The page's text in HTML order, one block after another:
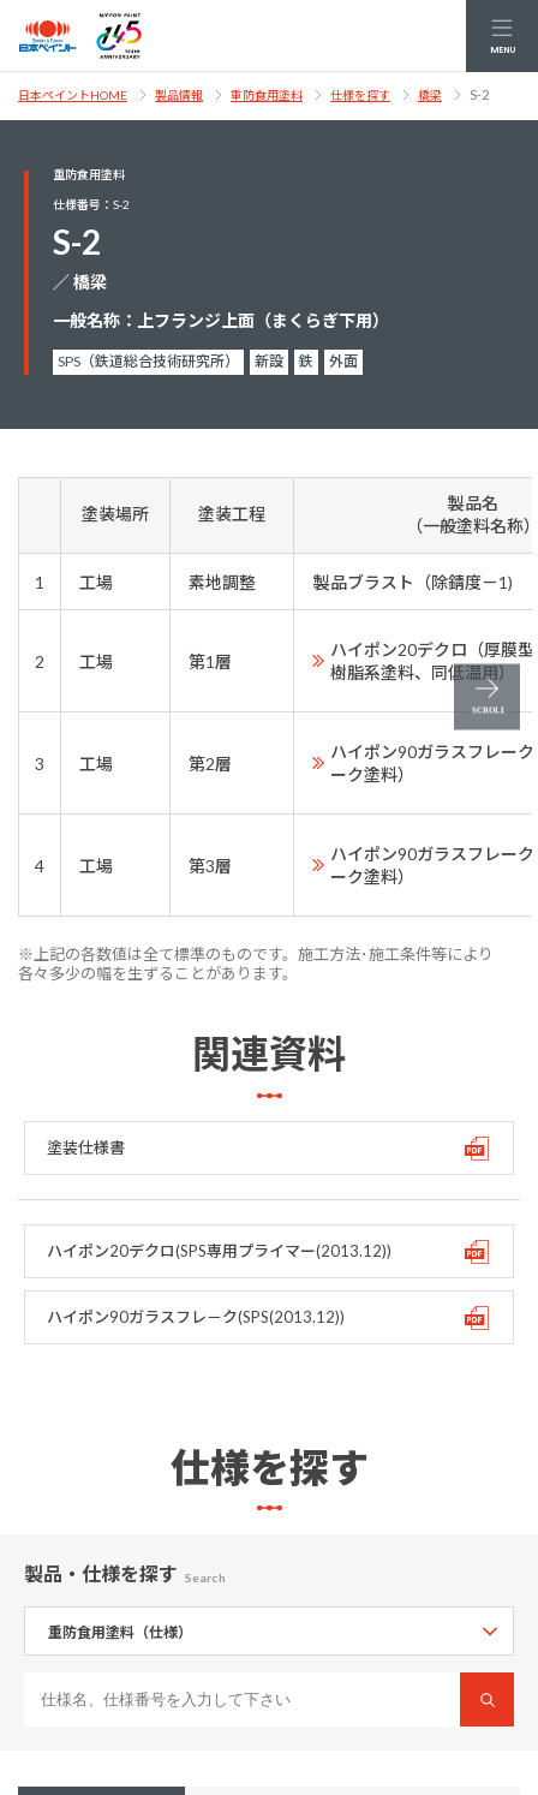
MENU
日本ペイントHOME 製品情報 重防食用塗料 仕様を探す 橋梁 S-2
重防食用塗料
仕様番号：S-2
S-2
／ 橋梁
一般名称：上フランジ上面（まくらぎ下用）
SPS（鉄道総合技術研究所） 新設 鉄 外面
塗装場所 塗装工程
製品名
（一般塗料名称
1 工場 素地調整 製品ブラスト（除錆度－1)
2 工場 第1層
ハイポン20デクロ（厚膜
樹脂系塗料、同低温用）
3 工場 第2層
ハイポン90ガラスフレー
ーク塗料）
4 工場 第3層
ハイポン90ガラスフレー
ーク塗料）
※上記の各数値は全て標準のものです。施工方法･施工条件等により
各々多少の幅を生ずることがあります。
関連資料
塗装仕様書
ハイポン20デクロ(SPS専用プライマー(2013.12))
ハイポン90ガラスフレ－ク(SPS(2013.12))
仕様を探す
製品・仕様を探す Search